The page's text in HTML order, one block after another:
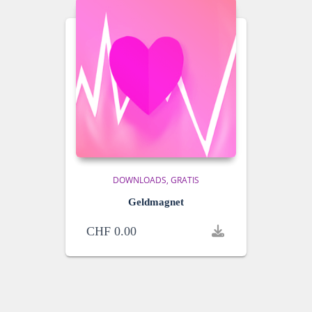
DOWNLOADS GRATIS
Geldmagnet
CHF 0.00